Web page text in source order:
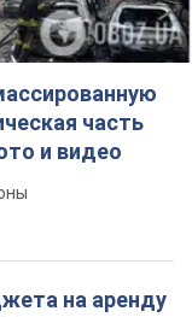
и где
и кто ею
соседних
двое